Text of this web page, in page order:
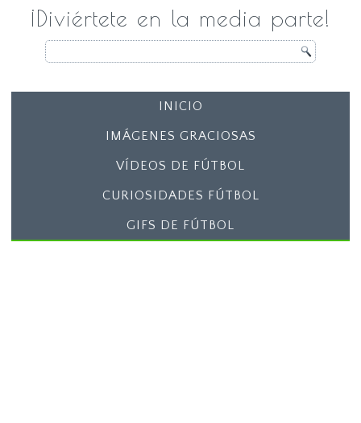
¡Diviértete en la media parte!
INICIO
IMÁGENES GRACIOSAS
VÍDEOS DE FÚTBOL
CURIOSIDADES FÚTBOL
GIFS DE FÚTBOL